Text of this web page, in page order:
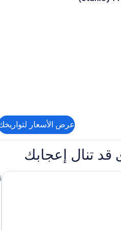
عرض الأسعار
قد تنال إعجابك
مول باي آيتش جي